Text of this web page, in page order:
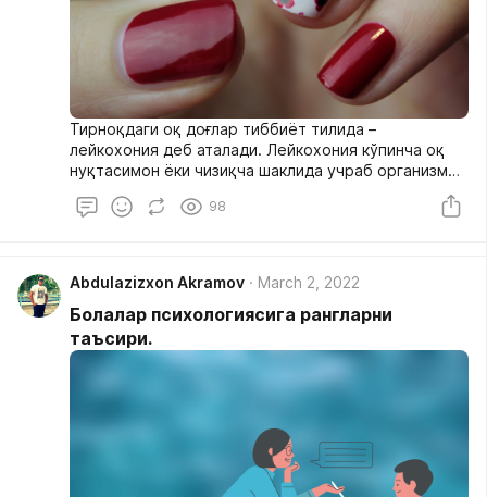
Тирноқдаги оқ доғлар тиббиёт тилида –
лейкохония деб аталади. Лейкохония кўпинча оқ
нуқтасимон ёки чизиқча шаклида учраб организм
учун айтарли хавф туғдирмайди ва фақат косметик
дефект хисобланади. Айрим холларда эса у
98
Abdulazizxon Akramov March 2, 2022
Болалар психологиясига рангларни
таъсири.